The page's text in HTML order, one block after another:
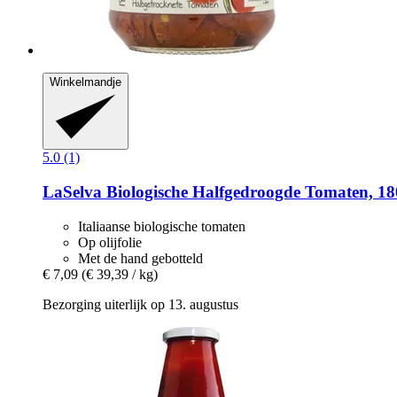
Winkelmandje
5.0 (1)
LaSelva Biologische Halfgedroogde Tomaten,
Italiaanse biologische tomaten
Op olijfolie
Met de hand gebotteld
€ 7,09 (€ 39,39 / kg)
Bezorging uiterlijk op 13. augustus